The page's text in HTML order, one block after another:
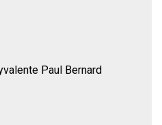
Paul Bernard